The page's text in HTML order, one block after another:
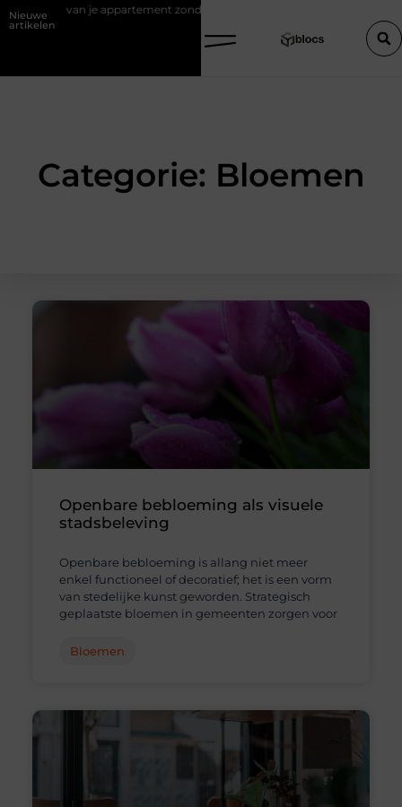
Nieuwe
artikelen
van je appartement zonder makelaar
Categorie: Bloemen
Openbare bebloeming als visuele
stadsbeleving
Openbare bebloeming is allang niet meer
enkel functioneel of decoratief; het is een vorm
van stedelijke kunst geworden. Strategisch
geplaatste bloemen in gemeenten zorgen voor
Bloemen